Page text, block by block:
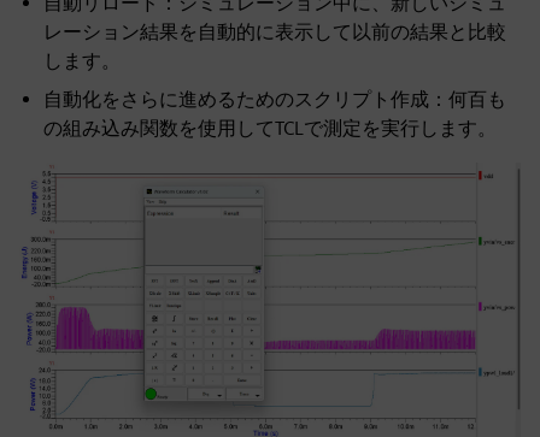
レーション結果を自動的に表示して以前の結果と比較
します。
自動化をさらに進めるためのスクリプト作成：何百も
の組み込み関数を使用してTCLで測定を実行します。